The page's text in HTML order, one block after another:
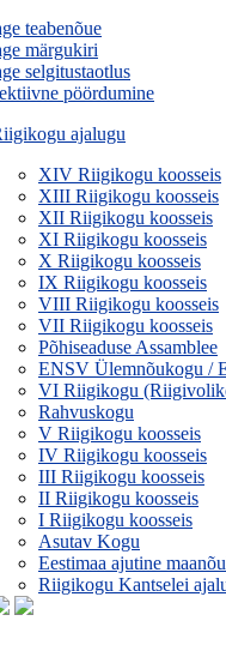
teabenõue
märgukiri
selgitustaotlus
pöördumine
ajalugu
XIV Riigikogu koosseis
XIII Riigikogu koosseis
XII Riigikogu koosseis
XI Riigikogu koosseis
X Riigikogu koosseis
IX Riigikogu koosseis
VIII Riigikogu koosseis
VII Riigikogu koosseis
Põhiseaduse Assamblee
ENSV Ülemnõukogu /
VI Riigikogu
Rahvuskogu
V Riigikogu koosseis
IV Riigikogu koosseis
III Riigikogu koosseis
II Riigikogu koosseis
I Riigikogu koosseis
Asutav Kogu
Eestimaa ajutine
Riigikogu Kantselei